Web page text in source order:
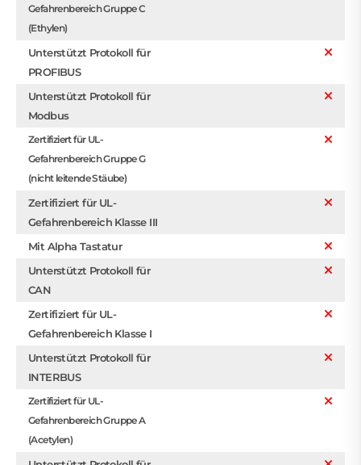
Gefahrenbereich Gruppe C
(Ethylen)
Unterstützt Protokoll für
PROFIBUS
Unterstützt Protokoll für
Modbus
Zertifiziert für UL-
Gefahrenbereich Gruppe G
(nicht leitende Stäube)
Zertifiziert für UL-
Gefahrenbereich Klasse III
Mit Alpha Tastatur
Unterstützt Protokoll für
CAN
Zertifiziert für UL-
Gefahrenbereich Klasse I
Unterstützt Protokoll für
INTERBUS
Zertifiziert für UL-
Gefahrenbereich Gruppe A
(Acetylen)